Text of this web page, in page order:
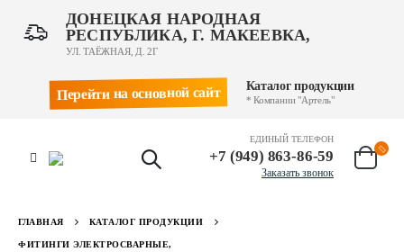
ДОНЕЦКАЯ НАРОДНАЯ
РЕСПУБЛИКА, Г. МАКЕЕВКА,
УЛ. ТАЁЖНАЯ, Д. 2Г
Перейти на основной сайт Каталог продукции
* Компании "Артель"
ЕДИНЫЙ ТЕЛЕФОН
+7 (949) 863-86-59
Заказать звонок
ГЛАВНАЯ КАТАЛОГ ПРОДУКЦИИ
ФИТИНГИ ЭЛЕКТРОСВАРНЫЕ,